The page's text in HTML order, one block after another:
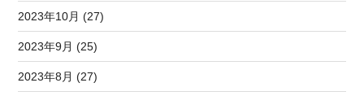
2023年10月 (27)
2023年9月 (25)
2023年8月 (27)